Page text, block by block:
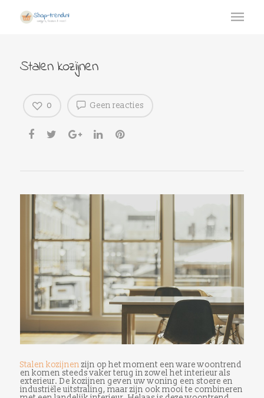
Stalen kozijnen
Geen reacties
0
Stalen kozijnenzijn op het moment een ware woontrend
en komen steeds vaker terug in zowel het interieur als
exterieur. De kozijnen geven uw woning een stoere en
industriële uitstraling, maar zijn ook mooi te combineren